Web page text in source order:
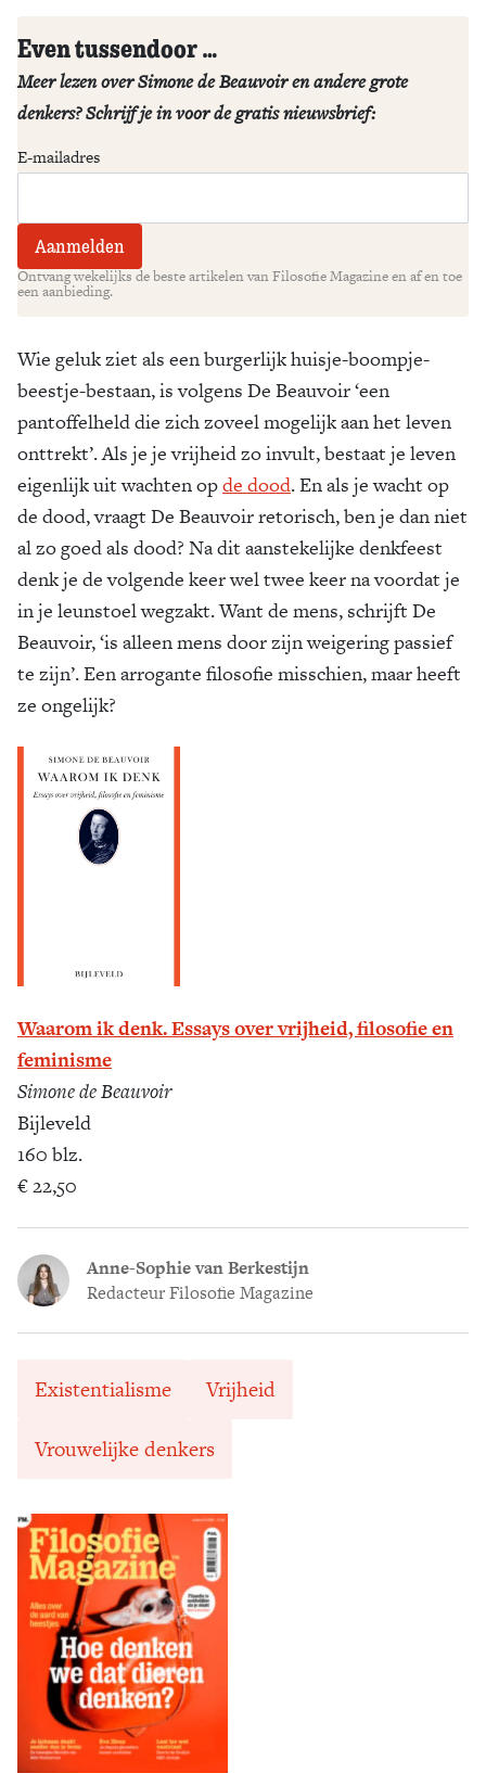
Even tussendoor …
Meer lezen over Simone de Beauvoir en andere grote
denkers? Schrijf je in voor de gratis nieuwsbrief:
E-mailadres
Ontvang wekelijks de beste artikelen van Filosofie Magazine en af en toe
een aanbieding.
Wie geluk ziet als een burgerlijk huisje-boompje-
beestje-bestaan, is volgens De Beauvoir ‘een
pantoffelheld die zich zoveel mogelijk aan het leven
onttrekt’. Als je je vrijheid zo invult, bestaat je leven
eigenlijk uit wachten opde dood. En als je wacht op
de dood, vraagt De Beauvoir retorisch, ben je dan niet
al zo goed als dood? Na dit aanstekelijke denkfeest
denk je de volgende keer wel twee keer na voordat je
in je leunstoel wegzakt. Want de mens, schrijft De
Beauvoir, ‘is alleen mens door zijn weigering passief
te zijn’. Een arrogante filosofie misschien, maar heeft
ze ongelijk?
Waarom ik denk. Essays over ­vrijheid, filosofie en
feminisme
Simone de Beauvoir
Bijleveld
160 blz.
€ 22,50
Anne-Sophie van Berkestijn
Redacteur Filosofie Magazine
Existentialisme Vrijheid
Vrouwelijke denkers